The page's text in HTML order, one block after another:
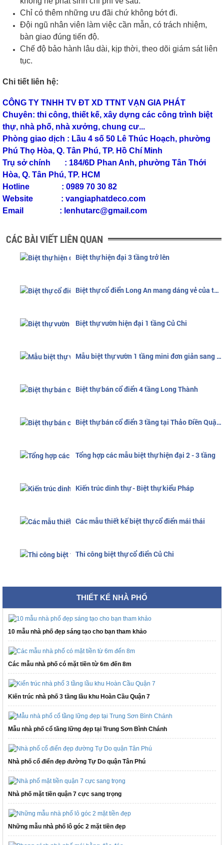
Chỉ có thêm những ưu đãi chứ không bớt đi.
Đội ngũ nhân viên làm việc cần mẫn, có trách nhiệm,
bàn giao đúng tiến độ.
Chế độ bảo hành lâu dài, kịp thời, theo dõi giám sát liên
tục.
Chi tiết liên hệ:
CÔNG TY TNHH TV ĐT XD TTNT VẠN GIA PHÁT
Chuyên: thi công, thiết kế, xây dựng các công trình biệt
thự, nhà phố, nhà xưởng, chung cư...
Phòng giao dịch : Lầu 4 số 50 Lê Thúc Hoạch, phường
Phú Thọ Hòa, Q. Tân Phú, TP. Hồ Chí Minh
Trụ sở chính : 184/6D Phan Anh, phường Tân Thới
Hòa, Q. Tân Phú, TP. HCM
Hotline : 0989 70 30 82
Website : vangiaphatdeco.com
Email : lenhutarc@gmail.com
CÁC BÀI VIẾT LIÊN QUAN
Biệt thự hiện đại 3 tầng trở lên
Biệt thự cổ điển Long An mang dáng vẻ của thiên nhiên
Biệt thự vườn hiện đại 1 tầng Củ Chi
Mẫu biệt thự vườn 1 tầng mini đơn giản sang trọng
Biệt thự bán cổ điển 4 tầng Long Thành
Biệt thự bán cổ điển 3 tầng tại Thảo Điền Quận 2
Tổng hợp các mẫu biệt thự hiện đại 2 - 3 tầng
Kiến trúc dinh thự - Biệt thự kiểu Pháp
Các mẫu thiết kế biệt thự cổ điển mái thái
Thi công biệt thự cổ điển Củ Chi
THIẾT KẾ NHÀ PHỐ
10 mẫu nhà phố đẹp sáng tạo cho bạn tham khảo
Các mẫu nhà phố có mặt tiền từ 6m đến 8m
Kiến trúc nhà phố 3 tầng lầu khu Hoàn Cầu Quận 7
Mẫu nhà phố cổ tầng lững đẹp tại Trung Sơn Bình Chánh
Nhà phố cổ điển đẹp đường Tự Do quận Tân Phú
Nhà phố mặt tiền quận 7 cực sang trọng
Những mẫu nhà phố lô góc 2 mặt tiền đẹp